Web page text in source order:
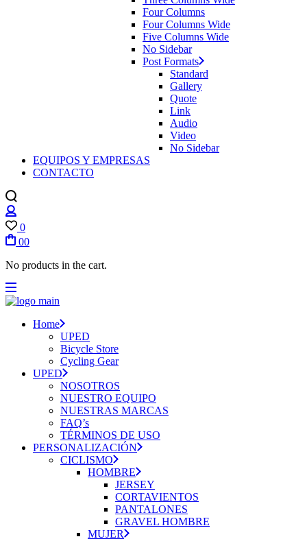
Four Columns
Four Columns Wide
Five Columns Wide
No Sidebar
Post Formats
Standard
Gallery
Quote
Link
Audio
Video
No Sidebar
EQUIPOS Y EMPRESAS
CONTACTO
/
Register
0
00
No products in the cart.
Home
UPED
Bicycle Store
Cycling Gear
UPED
NOSOTROS
NUESTRO EQUIPO
NUESTRAS MARCAS
FAQ’s
TÉRMINOS DE USO
PERSONALIZACIÓN
CICLISMO
HOMBRE
JERSEY
CORTAVIENTOS
PANTALONES
GRAVEL HOMBRE
MUJER